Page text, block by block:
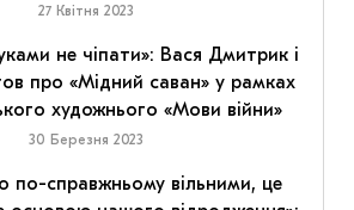
27 Квітня 2023
не чіпати»: Вася Дмитрик і
про «Мідний саван» у рамках
художнього «Мови війни»
30 Березня 2023
по-справжньому вільними, це